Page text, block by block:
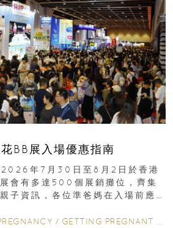
BB展入場優惠指南
2026年7月30日至8月2日於香港
會有多達500個展銷攤位，齊集
子資訊，各位準爸媽在入場前應
/ GETTING PREGNANT